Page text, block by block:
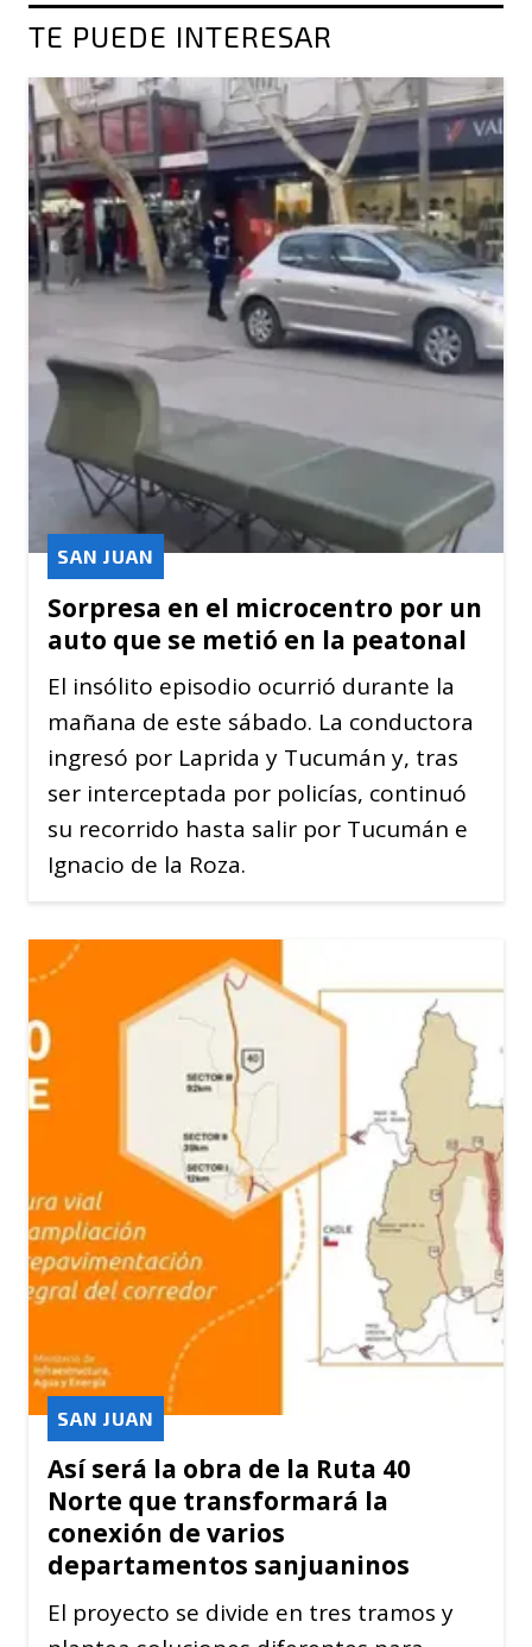
TE PUEDE INTERESAR
Sorpresa en el microcentro por un
auto que se metió en la peatonal
SAN JUAN
El insólito episodio ocurrió durante la
mañana de este sábado. La conductora
ingresó por Laprida y Tucumán y, tras
ser interceptada por policías, continuó
su recorrido hasta salir por Tucumán e
Ignacio de la Roza.
Así será la obra de la Ruta 40
Norte que transformará la
conexión de varios
departamentos sanjuaninos
SAN JUAN
El proyecto se divide en tres tramos y